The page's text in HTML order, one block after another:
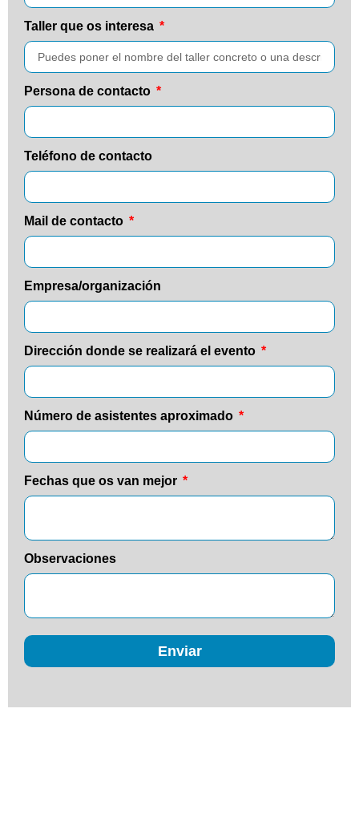
Taller que os interesa
Persona de contacto
Teléfono de contacto
Mail de contacto
Empresa/organización
Dirección donde se realizará el evento
Número de asistentes aproximado
Fechas que os van mejor
Observaciones
Enviar